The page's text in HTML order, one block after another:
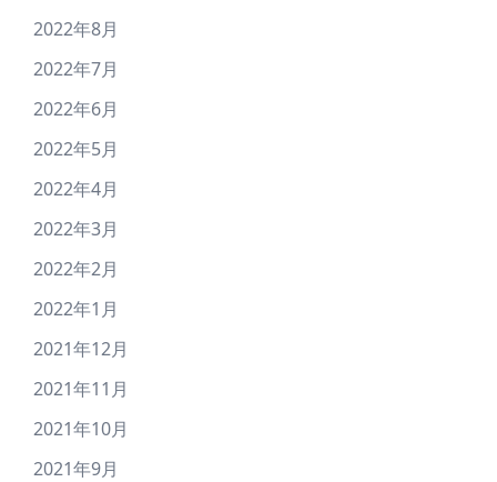
2022年8月
2022年7月
2022年6月
2022年5月
2022年4月
2022年3月
2022年2月
2022年1月
2021年12月
2021年11月
2021年10月
2021年9月